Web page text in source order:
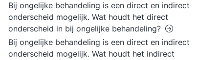
Bij ongelijke behandeling is een direct en indirect
onderscheid mogelijk. Wat houdt het direct
onderscheid in bij ongelijke behandeling?
Bij ongelijke behandeling is een direct en indirect
onderscheid mogelijk. Wat houdt het indirect